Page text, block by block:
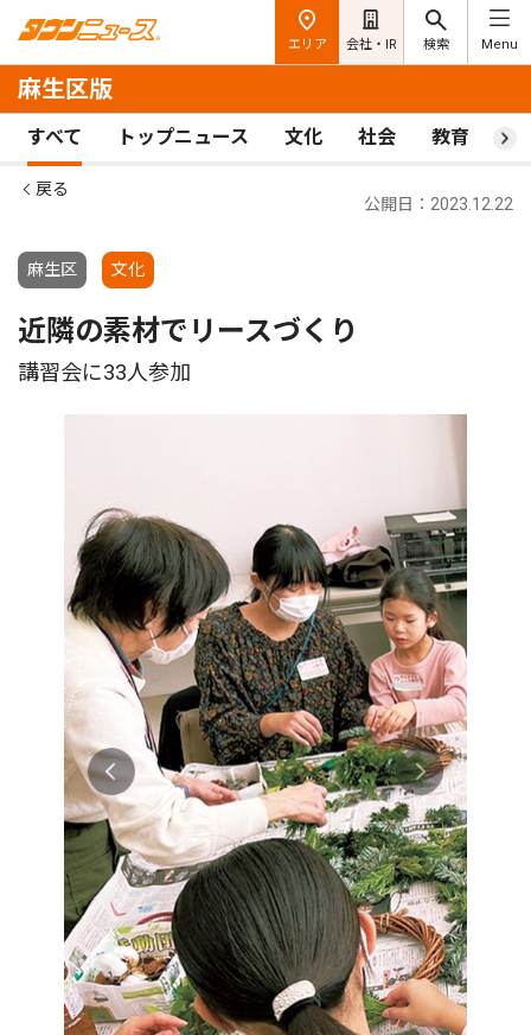
エリア 会社・IR 検索 Menu
麻生区版
すべて トップニュース 文化 社会 教育 ス
戻る
麻生区 文化
公開日：2023.12.22
近隣の素材でリースづくり
講習会に33人参加